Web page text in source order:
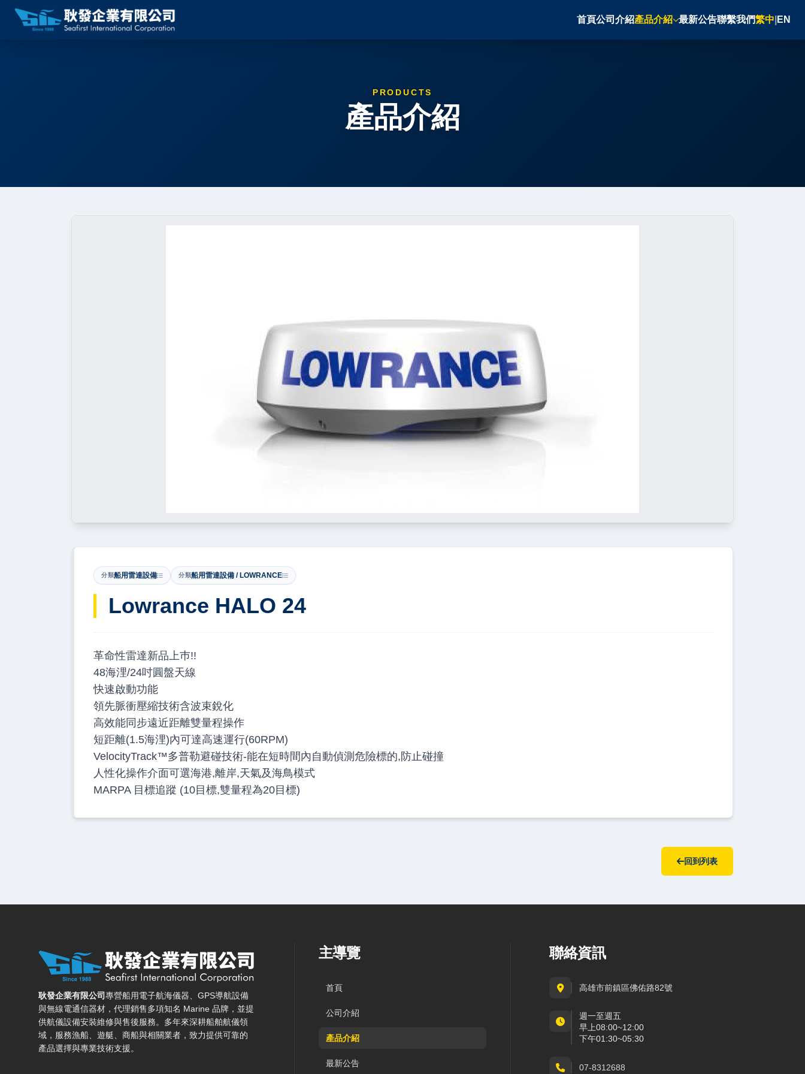
首頁公司介紹產品介紹 最新公告聯繫我們繁中 EN
PRODUCTS
產品介紹
分類船用雷達設備 分類船用雷達設備 / LOWRANCE
Lowrance HALO 24
革命性雷達新品上巿!!
48海浬/24吋圓盤天線
快速啟動功能
領先脈衝壓縮技術含波束銳化
高效能同步遠近距離雙量程操作
短距離(1.5海浬)內可達高速運行(60RPM)
VelocityTrack™多普勒避碰技術-能在短時間內自動偵測危險標的,防止碰撞
人性化操作介面可選海港,離岸,天氣及海鳥模式
MARPA 目標追蹤 (10目標,雙量程為20目標)
回到列表
耿發企業有限公司 — 網站概要、主導覽與聯絡方式
耿發企業有限公司專營船用電子航海儀器、GPS導航設備
與無線電通信器材，代理銷售多項知名 Marine 品牌，並提
供航儀設備安裝維修與售後服務。多年來深耕船舶航儀領
域，服務漁船、遊艇、商船與相關業者，致力提供可靠的
產品選擇與專業技術支援。
主導覽
首頁
公司介紹
產品介紹
最新公告
聯絡資訊
高雄市前鎮區佛佑路82號
週一至週五
早上08:00~12:00
下午01:30~05:30
07-8312688